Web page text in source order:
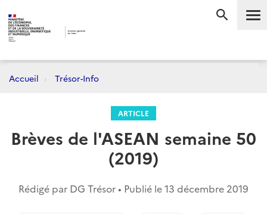
Accueil Trésor-Info
ARTICLE
Brèves de l'ASEAN semaine 50
(2019)
Rédigé par DG Trésor • Publié le13 décembre 2019